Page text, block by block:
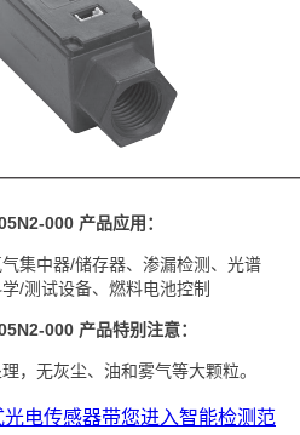
000 产品应用：
集中器/储存器、渗漏检测、光谱
/测试设备、燃料电池控制
000 产品特别注意：
，无灰尘、油和雾气等大颗粒。
电传感器带您进入智能检测范